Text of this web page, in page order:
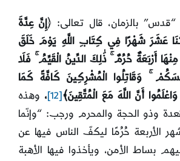
“قدس” بالزمان، قال تعالى: ﴿إِنَّ عِدَّةَ
عَشَرَ شَهْرًا فِي كِتَابِ اللَّهِ يَوْمَ خَلَقَ
أَرْبَعَةٌ حُرُمٌ ۚ ذَٰلِكَ الدِّينُ الْقَيِّمُ ۚ فَلَا
وَقَاتِلُوا الْمُشْرِكِينَ كَافَّةً كَمَا
أَنَّ اللَّهَ مَعَ الْمُتَّقِينَ﴾[12] ، وهذه
وذو الحجة والمحرم ورجب: “وإنّما
الأربعة حُرُمًا ليكفّ الناس فيها عن
بساط الأمن، ويأخذوا فيها الأهبة